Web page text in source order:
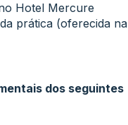
Hotel Mercure
prática (oferecida na
dos seguintes